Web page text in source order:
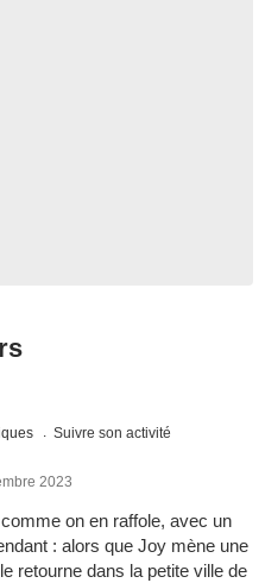
Suivre son activité
2023
on en raffole, avec un
: alors que Joy mène une
retourne dans la petite ville de